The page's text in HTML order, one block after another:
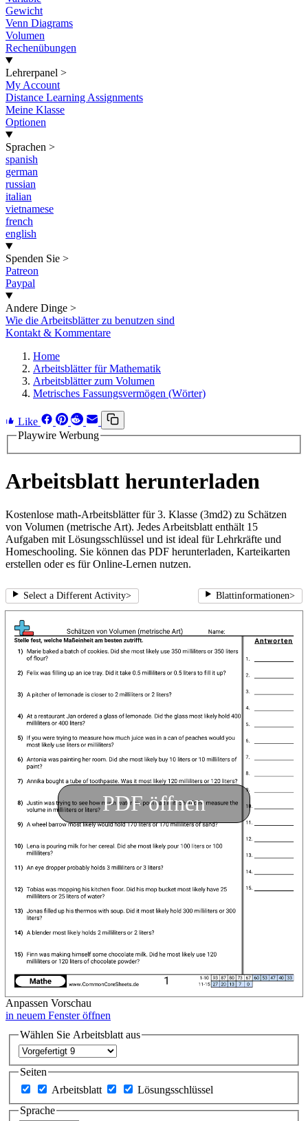
Gewicht
Venn Diagrams
Volumen
Rechenübungen
Lehrerpanel >
My Account
Distance Learning Assignments
Meine Klasse
Optionen
Sprachen >
spanish
german
russian
italian
vietnamese
french
english
Spenden Sie >
Patreon
Paypal
Andere Dinge >
Wie die Arbeitsblätter zu benutzen sind
Kontakt & Kommentare
Home
Arbeitsblätter für Mathematik
Arbeitsblätter zum Volumen
Metrisches Fassungsvermögen (Wörter)
Like
Playwire Werbung
Arbeitsblatt herunterladen
Kostenlose math-Arbeitsblätter für 3. Klasse (3md2) zu Schätzen
von Volumen (metrische Art). Jedes Arbeitsblatt enthält 15
Aufgaben mit Lösungsschlüssel und ist ideal für Lehrkräfte und
Homeschooling. Sie können das PDF herunterladen, Karteikarten
erstellen oder es für Online-Lernen nutzen.
Select a Different Activity> Blattinformationen>
PDF öffnen
Anpassen Vorschau
in neuem Fenster öffnen
Wählen Sie Arbeitsblatt aus
Seiten
Arbeitsblatt
Lösungsschlüssel
Sprache